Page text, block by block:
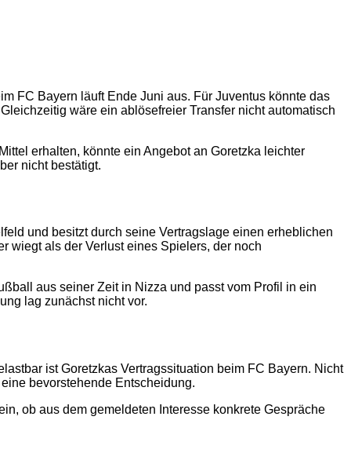
FC Bayern läuft Ende Juni aus. Für Juventus könnte das
wäre ein ablösefreier Transfer nicht automatisch
erhalten, könnte ein Angebot an Goretzka leichter
nicht bestätigt.
und besitzt durch seine Vertragslage einen erheblichen
wiegt als der Verlust eines Spielers, der noch
aus seiner Zeit in Nizza und passt vom Profil in ein
lag zunächst nicht vor.
ist Goretzkas Vertragssituation beim FC Bayern. Nicht
bevorstehende Entscheidung.
ob aus dem gemeldeten Interesse konkrete Gespräche